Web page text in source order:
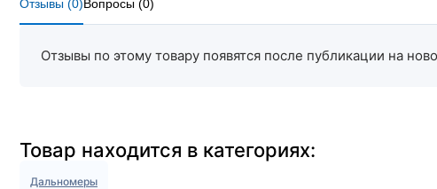
Отзывы (0)Вопросы (0)
Отзывы по этому товару появятся после публикации на
Товар находится в категориях:
Дальномеры